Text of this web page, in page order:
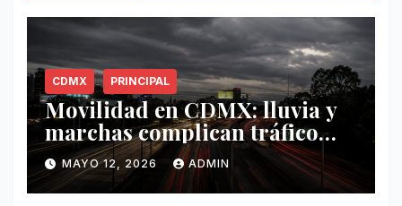
CDMX PRINCIPAL
Movilidad en CDMX: lluvia y
marchas complican tráfico
este 12 de mayo
MAYO 12, 2026 ADMIN